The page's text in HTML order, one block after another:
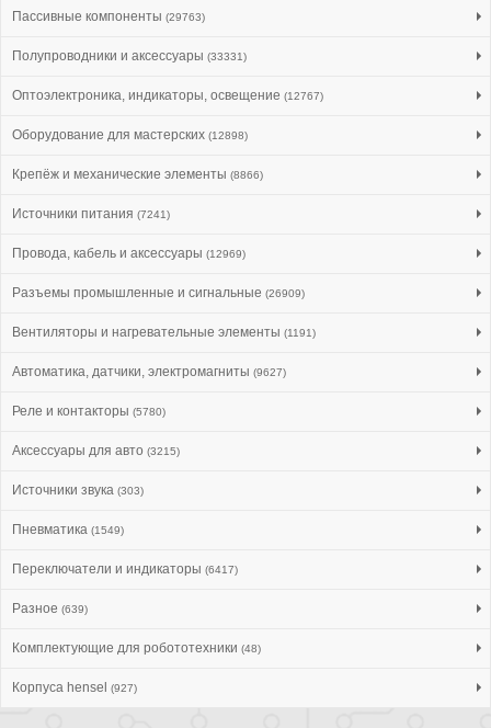
Пассивные компоненты (29763)
Полупроводники и аксессуары (33331)
Оптоэлектроника, индикаторы, освещение (12767)
Оборудование для мастерских (12898)
Крепёж и механические элементы (8866)
Источники питания (7241)
Провода, кабель и аксессуары (12969)
Разъемы промышленные и сигнальные (26909)
Вентиляторы и нагревательные элементы (1191)
Автоматика, датчики, электромагниты (9627)
Реле и контакторы (5780)
Аксессуары для авто (3215)
Источники звука (303)
Пневматика (1549)
Переключатели и индикаторы (6417)
Разное (639)
Комплектующие для робототехники (48)
Корпуса hensel (927)